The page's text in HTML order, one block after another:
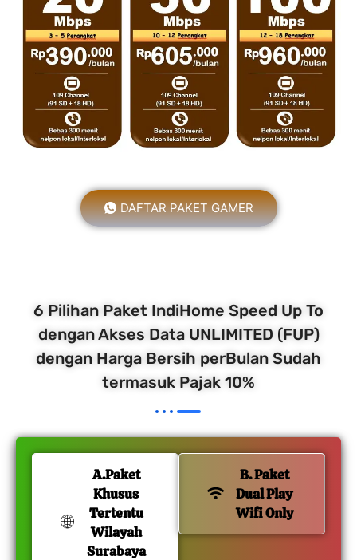
DAFTAR PAKET GAMER
6 Pilihan Paket IndiHome Speed Up To
dengan Akses Data UNLIMITED (FUP)
dengan Harga Bersih perBulan Sudah
termasuk Pajak 10%
A.Paket
Khusus
Tertentu
Wilayah
Surabaya
B. Paket
Dual Play
Wifi Only